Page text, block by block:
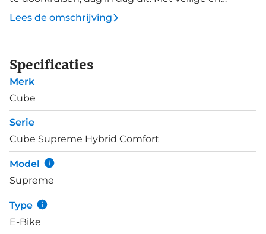
praktische eigenschappen die ervoor zorgen dat je
met vertrouwen iedere dag weer de fiets pakt.
en afstappen. Wat opvalt is het grotere balhoofd en
vorkbuis. Die grotere diameter zorgt ervoor dat je
meer stabiliteit ervaart en gecontroleerder kunt
sturen. De semi-geïntegreerde bagagedrager oogt
verfijnd, maar is ook praktisch. Met volle
boodschappentassen kun je de Supreme Hybrid
prima handelen. En mocht je de Supreme Hybrid
voor lange tochten pakken - wat gewoon kan
natuurlijk - dan zul je snel merken dat de verende
zadelpen en geveerde voorvork geen overbodige
luxe is. Deze Comfort PRO 625 uitvoering wordt
ondersteund door een krachtige Bosch
Lees de omschrijving
Specificaties
Merk
Cube
Serie
Cube Supreme Hybrid Comfort
Model
Supreme
Type
E-Bike